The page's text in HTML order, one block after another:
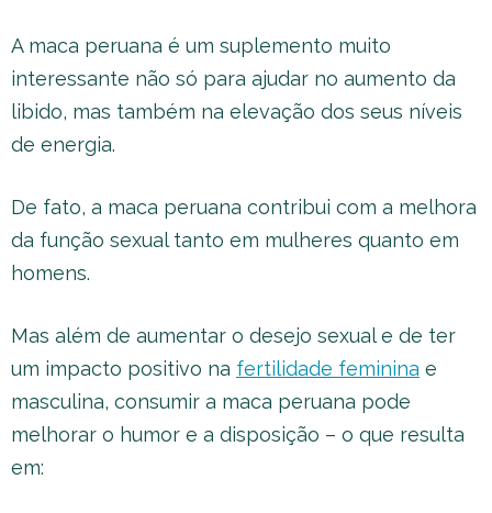
A maca peruana é um suplemento muito
interessante não só para ajudar no aumento da
libido, mas também na elevação dos seus níveis
de energia.
De fato, a maca peruana contribui com a melhora
da função sexual tanto em mulheres quanto em
homens.
Mas além de aumentar o desejo sexual e de ter
um impacto positivo na fertilidade feminina e
masculina, consumir a maca peruana pode
melhorar o humor e a disposição – o que resulta
em: